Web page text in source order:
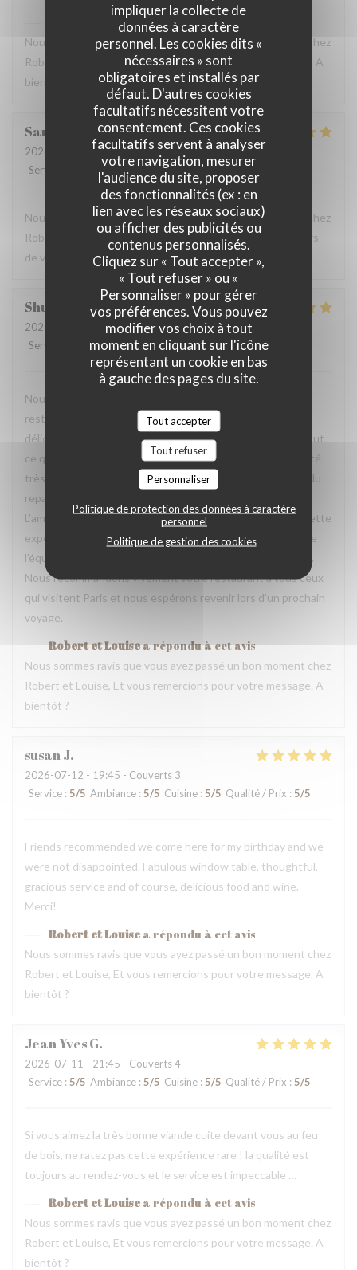
impliquer la collecte de
données à caractère
personnel. Les cookies dits «
nécessaires » sont
obligatoires et installés par
défaut. D'autres cookies
facultatifs nécessitent votre
consentement. Ces cookies
facultatifs servent à analyser
votre navigation, mesurer
l'audience du site, proposer
des fonctionnalités (ex : en
lien avec les réseaux sociaux)
ou afficher des publicités ou
contenus personnalisés.
Cliquez sur « Tout accepter »,
« Tout refuser » ou «
Personnaliser » pour gérer
vos préférences. Vous pouvez
modifier vos choix à tout
moment en cliquant sur l'icône
représentant un cookie en bas
à gauche des pages du site.
Tout accepter
Tout refuser
Personnaliser
Politique de protection des données à caractère
personnel
Politique de gestion des cookies
Robert et Louisea répondu à cet avis
Nous sommes ravis que vous ayez passé un bon moment chez
Robert et Louise, Et vous remercions pour votre message. A
bientôt ?
Sam
2026-07-17
- 17:45 - Couverts 2
Service
Ambiance : 5/5 Cuisine: 5/5 Qualité / Prix
Robert et Louisea répondu à cet avis
Nous sommes ravis que vous ayez passé un bon moment chez
Robert et Louise, que nous serons heureux de rééditer lors
de votre prochain passage.
Shunkuei C
2026-07-16
- 19:30 - Couverts 2
Service
Ambiance: 5/5 Cuisine:5/5 Qualité / Prix
Nous avons passé une excellente soirée dans votre
restaurant lors de notre voyage à Paris. Les plats étaient
délicieux, parfaitement présentés et pleins de saveurs. Tout
ce que nous avons commandé était excellent. L’équipe a été
très accueillante, souriante et attentionnée tout au long du
repas. Nous nous sommes sentis très bien accueillis.
L’ambiance était agréable et chaleureuse, ce qui a rendu cette
expérience encore plus mémorable. Un grand merci à toute
l’équipe pour votre professionnalisme et votre gentillesse.
Nous recommandons vivement votre restaurant à tous ceux
qui visitent Paris et nous espérons revenir lors d’un prochain
voyage.
Robert et Louisea répondu à cet avis
Nous sommes ravis que vous ayez passé un bon moment chez
Robert et Louise, Et vous remercions pour votre message. A
bientôt ?
susanJ
2026-07-12 - 19:45 - Couverts 3
Service : 5/5 Ambiance : 5/5 Cuisine : 5/5 Qualité / Prix : 5/5
Friends recommended we come here for my birthday and we
were not disappointed. Fabulous window table, thoughtful,
gracious service and of course, delicious food and wine.
Merci!
Robert et Louise a répondu à cet avis
Nous sommes ravis que vous ayez passé un bon moment chez
Robert et Louise, Et vous remercions pour votre message. A
bientôt ?
Jean YvesG
2026-07-11 - 21:45 - Couverts 4
Service : 5/5 Ambiance : 5/5 Cuisine : 5/5 Qualité / Prix : 5/5
Si vous aimez la très bonne viande cuite devant vous au feu
de bois, ne ratez pas cette expérience rare ! la qualité est
toujours au rendez-vous et le service est impeccable …
Robert et Louise a répondu à cet avis
Nous sommes ravis que vous ayez passé un bon moment chez
Robert et Louise, Et vous remercions pour votre message. A
bientôt ?